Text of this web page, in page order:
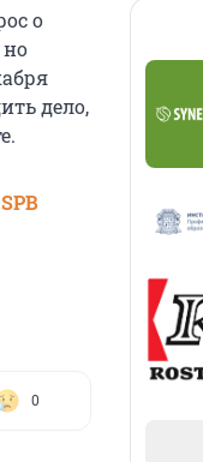
о
но
дело,
0